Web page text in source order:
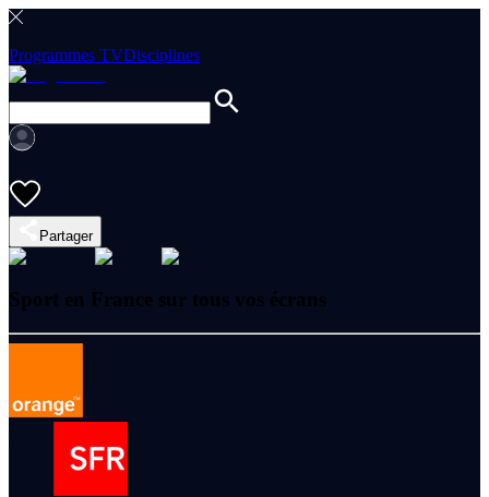
Programmes TVDisciplines
Partager
Sport en France sur tous vos écrans